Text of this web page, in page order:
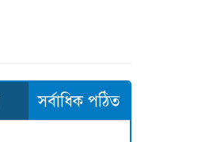
সর্বাধিক পঠিত